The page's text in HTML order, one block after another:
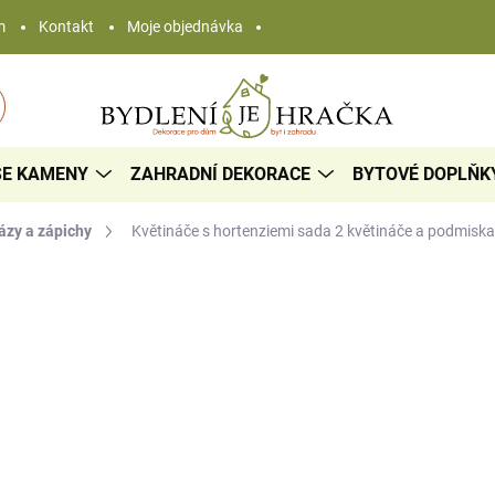
Kontakt Moje objednávka
KAMENY ZAHRADNÍ DEKORACE BYTOVÉ
a zápichy Květináče s hortenziemi sada 2 květináče a podmiska